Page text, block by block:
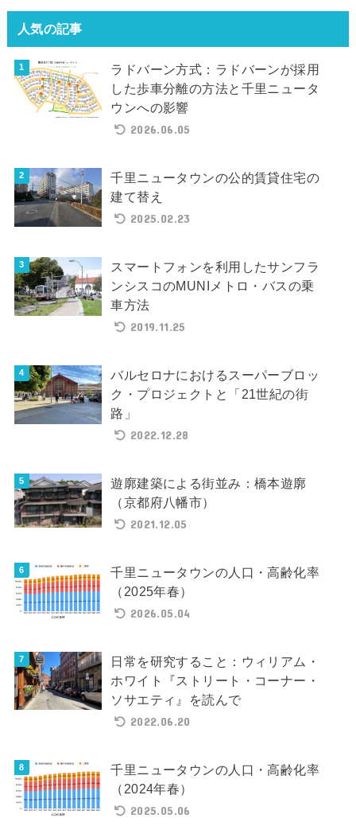
人気の記事
ラドバーン方式：ラドバーンが採用
した歩車分離の方法と千里ニュータ
ウンへの影響
2026.06.05
千里ニュータウンの公的賃貸住宅の
建て替え
2025.02.23
スマートフォンを利用したサンフラ
ンシスコのMUNIメトロ・バスの乗
車方法
2019.11.25
バルセロナにおけるスーパーブロッ
ク・プロジェクトと「21世紀の街
路」
2022.12.28
遊廓建築による街並み：橋本遊廓
（京都府八幡市）
2021.12.05
千里ニュータウンの人口・高齢化率
（2025年春）
2026.05.04
日常を研究すること：ウィリアム・
ホワイト『ストリート・コーナー・
ソサエティ』を読んで
2022.06.20
千里ニュータウンの人口・高齢化率
（2024年春）
2025.05.06